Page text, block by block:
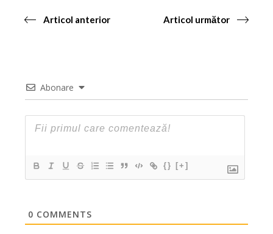
Articol anterior Articol următor
Abonare
{} [+]
0 COMMENTS